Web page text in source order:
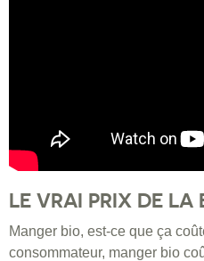
LE VRAI PRIX DE LA
Manger bio, est-ce que ça
consommateur, manger bio